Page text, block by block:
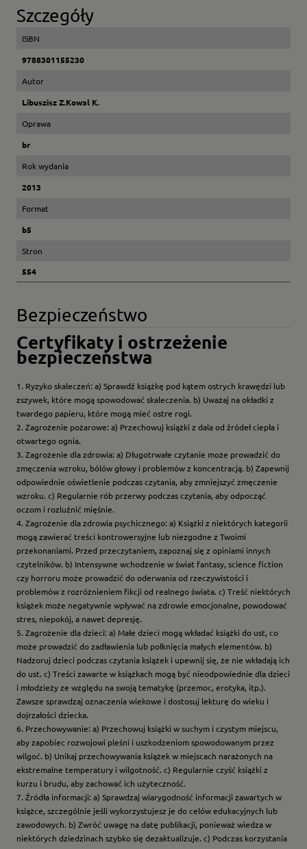
Szczegóły
ISBN
9788301155230
Autor
Libuszisz Z.Kowal K.
Oprawa
br
Rok wydania
2013
Format
b5
Stron
554
Bezpieczeństwo
Certyfikaty i ostrzeżenie
bezpieczeństwa
1. Ryzyko skaleczeń: a) Sprawdź książkę pod kątem ostrych krawędzi lub
zszywek, które mogą spowodować skaleczenia. b) Uważaj na okładki z
twardego papieru, które mogą mieć ostre rogi.
2. Zagrożenie pożarowe: a) Przechowuj książki z dala od źródeł ciepła i
otwartego ognia.
3. Zagrożenie dla zdrowia: a) Długotrwałe czytanie może prowadzić do
zmęczenia wzroku, bólów głowy i problemów z koncentracją. b) Zapewnij
odpowiednie oświetlenie podczas czytania, aby zmniejszyć zmęczenie
wzroku. c) Regularnie rób przerwy podczas czytania, aby odpocząć
oczom i rozluźnić mięśnie.
4. Zagrożenie dla zdrowia psychicznego: a) Książki z niektórych kategorii
mogą zawierać treści kontrowersyjne lub niezgodne z Twoimi
przekonaniami. Przed przeczytaniem, zapoznaj się z opiniami innych
czytelników. b) Intensywne wchodzenie w świat fantasy, science fiction
czy horroru może prowadzić do oderwania od rzeczywistości i
problemów z rozróżnieniem fikcji od realnego świata. c) Treść niektórych
książek może negatywnie wpływać na zdrowie emocjonalne, powodować
stres, niepokój, a nawet depresję.
5. Zagrożenie dla dzieci: a) Małe dzieci mogą wkładać książki do ust, co
może prowadzić do zadławienia lub połknięcia małych elementów. b)
Nadzoruj dzieci podczas czytania książek i upewnij się, że nie wkładają ich
do ust. c) Treści zawarte w książkach mogą być nieodpowiednie dla dzieci
i młodzieży ze względu na swoją tematykę (przemoc, erotyka, itp.).
Zawsze sprawdzaj oznaczenia wiekowe i dostosuj lekturę do wieku i
dojrzałości dziecka.
6. Przechowywanie: a) Przechowuj książki w suchym i czystym miejscu,
aby zapobiec rozwojowi pleśni i uszkodzeniom spowodowanym przez
wilgoć. b) Unikaj przechowywania książek w miejscach narażonych na
ekstremalne temperatury i wilgotność. c) Regularnie czyść książki z
kurzu i brudu, aby zachować ich użyteczność.
7. Źródła informacji: a) Sprawdzaj wiarygodność informacji zawartych w
książce, szczególnie jeśli wykorzystujesz je do celów edukacyjnych lub
zawodowych. b) Zwróć uwagę na datę publikacji, ponieważ wiedza w
niektórych dziedzinach szybko się dezaktualizuje. c) Podczas korzystania